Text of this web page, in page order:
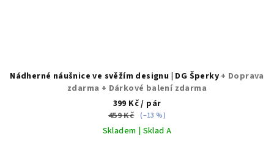
Nádherné náušnice ve svěžím designu | DG Šperky + Doprava
zdarma + Dárkové balení zdarma
399 Kč/ pár
459 Kč (–13 %)
Skladem | Sklad A